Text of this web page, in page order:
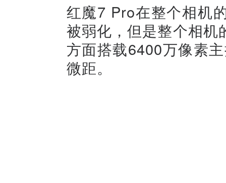
红魔7 Pro在整个相机
被弱化，但是整个相
方面搭载6400万像素
微距。